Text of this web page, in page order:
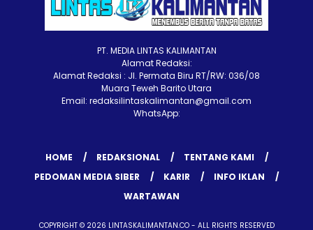
PT. MEDIA LINTAS KALIMANTAN
Alamat Redaksi:
Alamat Redaksi : Jl. Permata Biru RT/RW: 036/08
Muara Teweh Barito Utara
Email: redaksilintaskalimantan@gmail.com
WhatsApp:
HOME REDAKSIONAL
TENTANG KAMI
PEDOMAN MEDIA SIBER
KARIR
INFO IKLAN
WARTAWAN
COPYRIGHT © 2026 LINTASKALIMANTAN.CO - ALL RIGHTS RESERVED